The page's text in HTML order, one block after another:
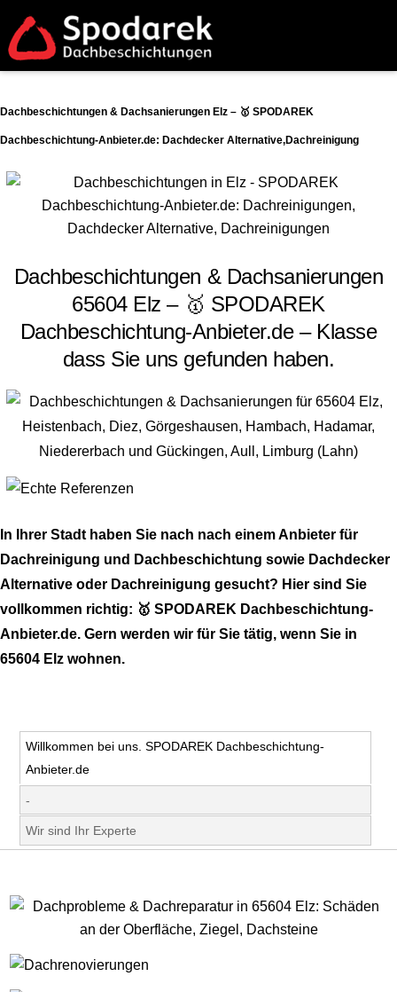
Dachbeschichtungen & Dachsanierungen Elz – 🥇 SPODAREK
Dachbeschichtung-Anbieter.de: Dachdecker Alternative,Dachreinigung
Dachbeschichtungen & Dachsanierungen
65604 Elz – 🥇 SPODAREK
Dachbeschichtung-Anbieter.de – Klasse
dass Sie uns gefunden haben.
In Ihrer Stadt haben Sie nach nach einem Anbieter für
Dachreinigung und Dachbeschichtung sowie Dachdecker
Alternative oder Dachreinigung gesucht? Hier sind Sie
vollkommen richtig: 🥇 SPODAREK Dachbeschichtung-
Anbieter.de. Gern werden wir für Sie tätig, wenn Sie in
65604 Elz wohnen.
Willkommen bei uns. SPODAREK Dachbeschichtung-
Anbieter.de
-
Wir sind Ihr Experte